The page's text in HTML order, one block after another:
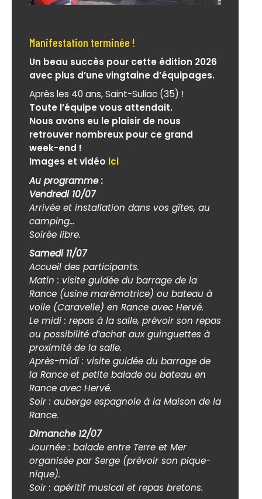
Manifestation terminée !
Un beau succès pour cette édition 2026
avec plus d’une vingtaine d’équipages.
Après les 40 ans, Saint-Suliac (35) !
Toute l’équipe vous attendait.
Nous avons eu le plaisir de nous
retrouver nombreux pour ce grand
week-end !
Images et vidéo ici
Au programme :
Vendredi 10/07
Arrivée et installation dans vos gîtes, au
camping…
Soirée libre.
Samedi 11/07
Accueil des participants.
Matin : visite guidée du barrage de la
Rance (usine marémotrice) ou bateau à
voile (Caravelle) en Rance avec Hervé.
Le midi : repas à la salle, prévoir son repas
ou possibilité d’achat aux guinguettes à
proximité de la salle.
Après-midi : visite guidée du barrage de
la Rance et petite balade ou bateau en
Rance avec Hervé.
Soir : auberge espagnole à la Maison de la
Rance.
Dimanche 12/07
Journée : balade entre Terre et Mer
organisée par Serge (prévoir son pique-
nique).
Soir : apéritif musical et repas bretons.